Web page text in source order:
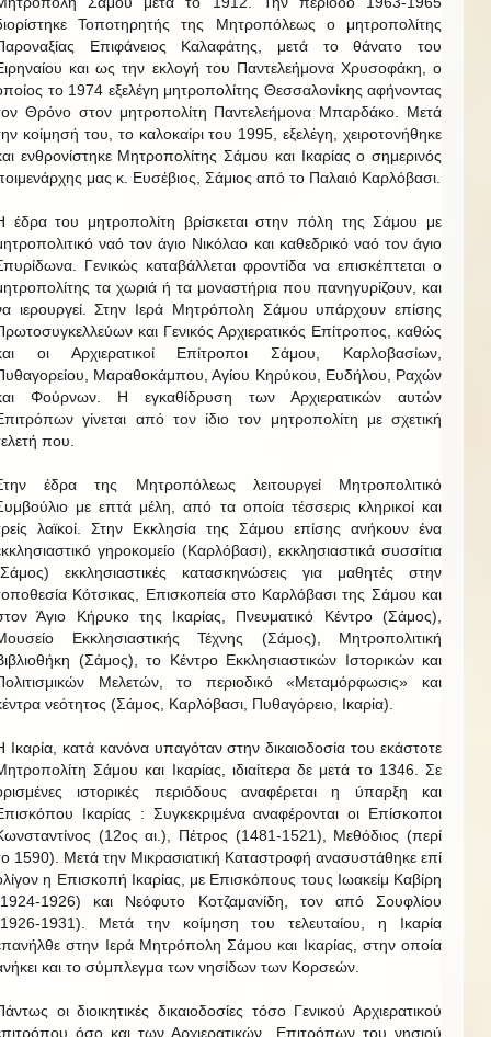
Τοποτηρητής της Μητροπόλεως ο μητροπολίτης
Επιφάνειος Καλαφάτης, μετά το θάνατο του
και ως την εκλογή του Παντελεήμονα Χρυσοφάκη, ο
το 1974 εξελέγη μητροπολίτης Θεσσαλονίκης αφήνοντας
Θρόνο στον μητροπολίτη Παντελεήμονα Μπαρδάκο. Μετά
κοίμησή του, το καλοκαίρι του 1995, εξελέγη, χειροτονήθηκε
ενθρονίστηκε Μητροπολίτης Σάμου και Ικαρίας ο σημερινός
μας κ. Ευσέβιος, Σάμιος από το Παλαιό Καρλόβασι.
έδρα του μητροπολίτη βρίσκεται στην πόλη της Σάμου με
ναό τον άγιο Νικόλαο και καθεδρικό ναό τον άγιο
Γενικώς καταβάλλεται φροντίδα να επισκέπτεται ο
τα χωριά ή τα μοναστήρια που πανηγυρίζουν, και
ιερουργεί. Στην Ιερά Μητρόπολη Σάμου υπάρχουν επίσης
και Γενικός Αρχιερατικός Επίτροπος, καθώς
οι Αρχιερατικοί Επίτροποι Σάμου, Καρλοβασίων,
Μαραθοκάμπου, Αγίου Κηρύκου, Ευδήλου, Ραχών
Φούρνων. Η εγκαθίδρυση των Αρχιερατικών αυτών
γίνεται από τον ίδιο τον μητροπολίτη με σχετική
που.
έδρα της Μητροπόλεως λειτουργεί Μητροπολιτικό
με επτά μέλη, από τα οποία τέσσερις κληρικοί και
λαϊκοί. Στην Εκκλησία της Σάμου επίσης ανήκουν ένα
γηροκομείο (Καρλόβασι), εκκλησιαστικά συσσίτια
εκκλησιαστικές κατασκηνώσεις για μαθητές στην
Κότσικας, Επισκοπεία στο Καρλόβασι της Σάμου και
Άγιο Κήρυκο της Ικαρίας, Πνευματικό Κέντρο (Σάμος),
Εκκλησιαστικής Τέχνης (Σάμος), Μητροπολιτική
(Σάμος), το Κέντρο Εκκλησιαστικών Ιστορικών και
Μελετών, το περιοδικό «Μεταμόρφωσις» και
νεότητος (Σάμος, Καρλόβασι, Πυθαγόρειο, Ικαρία).
Ικαρία, κατά κανόνα υπαγόταν στην δικαιοδοσία του εκάστοτε
Σάμου και Ικαρίας, ιδιαίτερα δε μετά το 1346. Σε
ιστορικές περιόδους αναφέρεται η ύπαρξη και
Ικαρίας : Συγκεκριμένα αναφέρονται οι Επίσκοποι
(12ος αι.), Πέτρος (1481-1521), Μεθόδιος (περί
1590). Μετά την Μικρασιατική Καταστροφή ανασυστάθηκε επί
η Επισκοπή Ικαρίας, με Επισκόπους τους Ιωακείμ Καβίρη
1926) και Νεόφυτο Κοτζαμανίδη, τον από Σουφλίου
1931). Μετά την κοίμηση του τελευταίου, η Ικαρία
στην Ιερά Μητρόπολη Σάμου και Ικαρίας, στην οποία
και το σύμπλεγμα των νησίδων των Κορσεών.
οι διοικητικές δικαιοδοσίες τόσο Γενικού Αρχιερατικού
όσο και των Αρχιερατικών Επιτρόπων του νησιού